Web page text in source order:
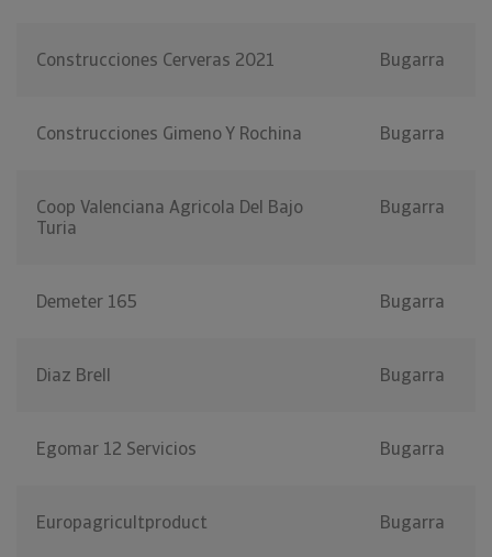
Construcciones Cerveras 2021 Bugarra
Construcciones Gimeno Y Rochina Bugarra
Coop Valenciana Agricola Del Bajo
Turia
Bugarra
Demeter 165 Bugarra
Diaz Brell Bugarra
Egomar 12 Servicios Bugarra
Europagricultproduct Bugarra